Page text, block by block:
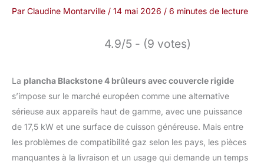
Par Claudine Montarville / 14 mai 2026 / 6 minutes de lecture
4.9/5 - (9 votes)
La plancha Blackstone 4 brûleurs avec couvercle rigide
s’impose sur le marché européen comme une alternative
sérieuse aux appareils haut de gamme, avec une puissance
de 17,5 kW et une surface de cuisson généreuse. Mais entre
les problèmes de compatibilité gaz selon les pays, les pièces
manquantes à la livraison et un usage qui demande un temps